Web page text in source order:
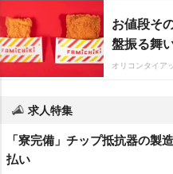
お値段そ
盤振る舞
オリコンタイア
求人特集
「寮完備」チップ抵抗器の製
払い